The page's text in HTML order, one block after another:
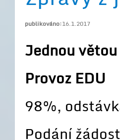
publikováno:16.1.2017
Jednou větou
Provoz EDU
98%,
Podání